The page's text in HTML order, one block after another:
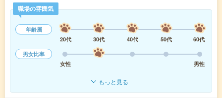
職場の雰囲気
年齢層
20代
30代 40代 50代
60代
男女比率
女性
男性
もっと見る